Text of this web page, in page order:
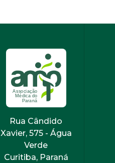
Rua Cândido
Xavier, 575 - Água
Verde
Curitiba, Paraná